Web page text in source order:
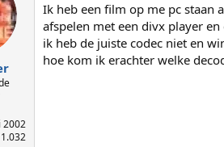
a
t
u
2002
1.032
Ik heb een film op me pc staan
afspelen met een divx player
ik heb de juiste codec niet en
hoe kom ik erachter welke